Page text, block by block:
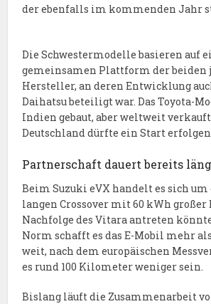
der ebenfalls im kommenden Jahr
Die Schwestermodelle basieren auf
gemeinsamen Plattform der beiden
Hersteller, an deren Entwicklung
Daihatsu beteiligt war. Das Toyota-
Indien gebaut, aber weltweit
Deutschland dürfte ein Start
Partnerschaft dauert bereits
Beim Suzuki eVX handelt es sich
langen Crossover mit 60 kWh großer
Nachfolge des Vitara antreten
Norm schafft es das E-Mobil mehr
weit, nach dem europäischen
es rund 100 Kilometer weniger sein.
Bislang läuft die Zusammenarbeit